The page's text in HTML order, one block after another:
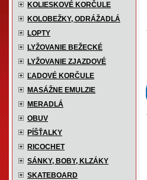
KOLIESKOVÉ KORČULE
KOLOBEŽKY, ODRÁŽADLÁ
LOPTY
LYŽOVANIE BEŽECKÉ
LYŽOVANIE ZJAZDOVÉ
ĽADOVÉ KORČULE
MASÁŽNE EMULZIE
MERADLÁ
OBUV
PÍŠŤALKY
RICOCHET
SÁNKY, BOBY, KLZÁKY
SKATEBOARD